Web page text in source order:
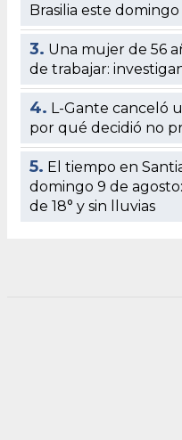
Brasilia este domingo
3. Una mujer de 56
de trabajar:
4. L-Gante canceló
por qué decidió no
5. El tiempo en
domingo 9 de
de 18° y sin lluvias